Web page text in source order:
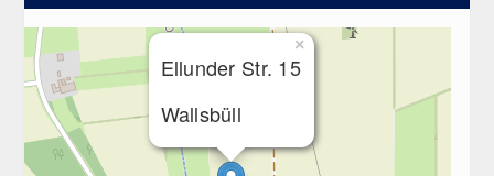
Ellunder Str. 15
Wallsbüll
×